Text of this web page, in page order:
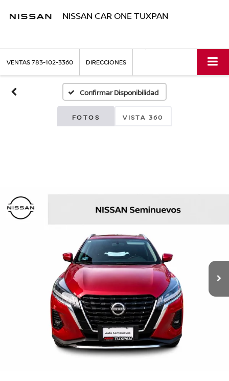
NISSAN CAR ONE TUXPAN
VENTAS783-102-3360 DIRECCIONES
Confirmar Disponibilidad
FOTOS VISTA 360